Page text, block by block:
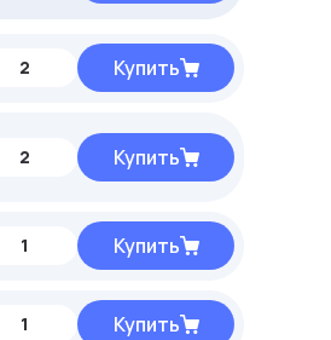
2 Купить
2 Купить
1 Купить
1 Купить